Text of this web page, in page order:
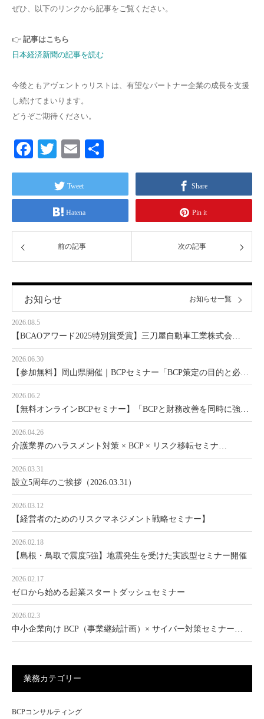
ぜひ、以下のリンクから記事をご覧ください。
👉 記事はこちら
日本経済新聞の記事を読む
今後ともアヴェントゥリストは、有望なパートナー企業の成長を支援
し続けてまいります。
どうぞご期待ください。
Facebook
Twitter
Email
有
Tweet Share
Hatena Pin it
前の記事 次の記事
お知らせ
2026.08.5
【BCAOアワード2025特別賞受賞】三刀屋自動車工業株式会…
2026.06.30
【参加無料】岡山県開催｜BCPセミナー「BCP策定の目的と必…
2026.06.2
【無料オンラインBCPセミナー】「BCPと財務改善を同時に強…
2026.04.26
介護業界のハラスメント対策 × BCP × リスク移転セミナ…
2026.03.31
設立5周年のご挨拶（2026.03.31）
2026.03.12
【経営者のためのリスクマネジメント戦略セミナー】
2026.02.18
【島根・鳥取で震度5強】地震発生を受けた実践型セミナー開催
2026.02.17
ゼロから始める起業スタートダッシュセミナー
2026.02.3
中小企業向け BCP（事業継続計画）× サイバー対策セミナー…
お知らせ一覧
業務カテゴリー
BCPコンサルティング